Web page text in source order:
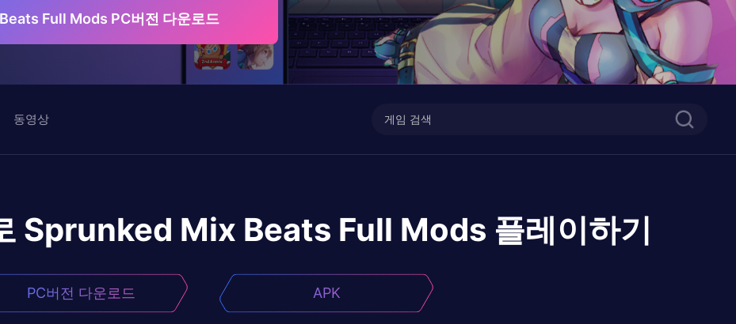
Full Mods PC버전 다운로드
동영상
Sprunked Mix Beats Full Mods 플레이하기
PC버전 다운로드 APK